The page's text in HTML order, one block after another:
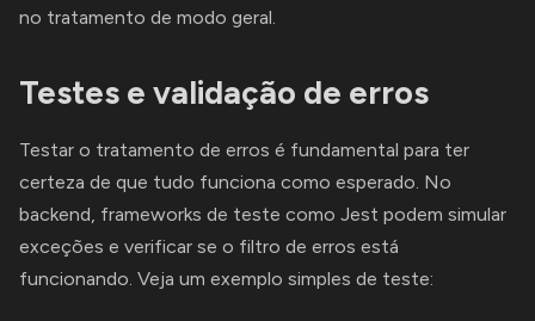
no tratamento de modo geral.
Testes e validação de erros
Testar o tratamento de erros é fundamental para ter
certeza de que tudo funciona como esperado. No
backend, frameworks de teste como Jest podem simular
exceções e verificar se o filtro de erros está
funcionando. Veja um exemplo simples de teste: